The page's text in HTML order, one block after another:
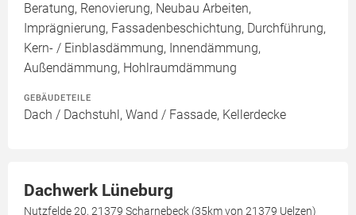
Beratung, Renovierung, Neubau Arbeiten,
Imprägnierung, Fassadenbeschichtung, Durchführung,
Kern- / Einblasdämmung, Innendämmung,
Außendämmung, Hohlraumdämmung
GEBÄUDETEILE
Dach / Dachstuhl, Wand / Fassade, Kellerdecke
Dachwerk Lüneburg
Nutzfelde 20, 21379 Scharnebeck (35km von 21379 Uelzen)